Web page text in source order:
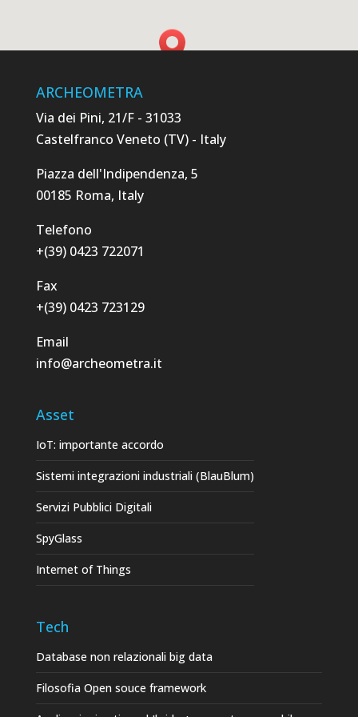
ARCHEOMETRA
Via dei Pini, 21/F - 31033
Castelfranco Veneto (TV) - Italy
Piazza dell'Indipendenza, 5
00185 Roma, Italy
Telefono
+(39) 0423 722071
Fax
+(39) 0423 723129
Email
info@archeometra.it
Asset
IoT: importante accordo
Sistemi integrazioni industriali (BlauBlum)
Servizi Pubblici Digitali
SpyGlass
Internet of Things
Tech
Database non relazionali big data
Filosofia Open souce framework